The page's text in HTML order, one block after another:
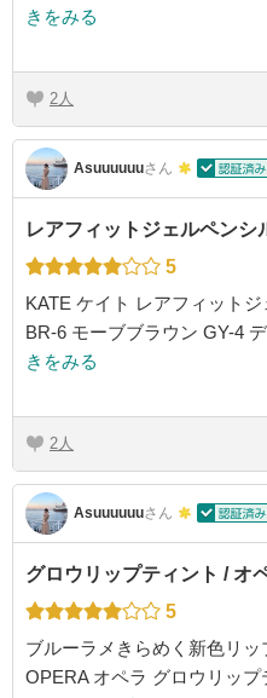
きをみる
2
Asuuuuuuさん
レアフィットジェルペンシ
5
KATE ケイト レアフィット
BR-6 モーブブラウン GY-4
きをみる
2
Asuuuuuuさん
グロウリップティント / オ
5
ブルーラメきらめく新色リッ
OPERA オペラ グロウリップ